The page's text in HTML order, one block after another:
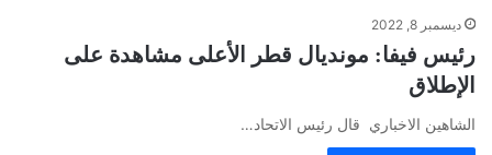
ديسمبر 8, 2022
رئيس فيفا: مونديال قطر الأعلى مشاهدة على
الإطلاق
الشاهين الاخباري قال رئيس الاتحاد…